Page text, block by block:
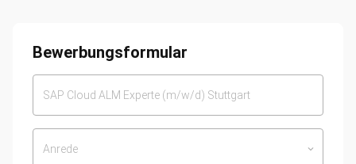
Bewerbungsformular
Anrede keyboard_arrow_down